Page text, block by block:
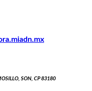
SON, CP 83180